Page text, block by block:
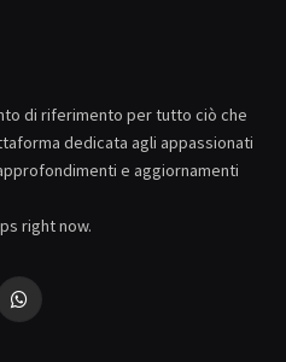
di riferimento per tutto ciò che
dedicata agli appassionati
e aggiornamenti
right now.
WhatsApp